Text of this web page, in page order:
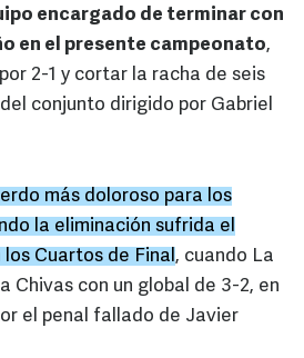
encargado de terminar con
en el presente campeonato,
2-1 y cortar la racha de seis
conjunto dirigido por Gabriel
más doloroso para los
la eliminación sufrida el
Cuartos de Final, cuando La
Chivas con un global de 3-2, en
el penal fallado de Javier